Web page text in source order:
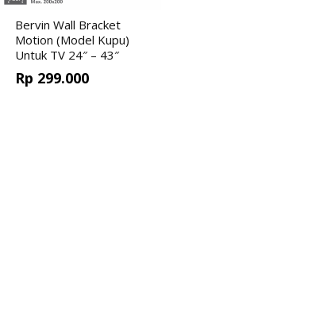
Bervin Wall Bracket
Motion (Model Kupu)
Untuk TV 24″ – 43″
Rp 299.000